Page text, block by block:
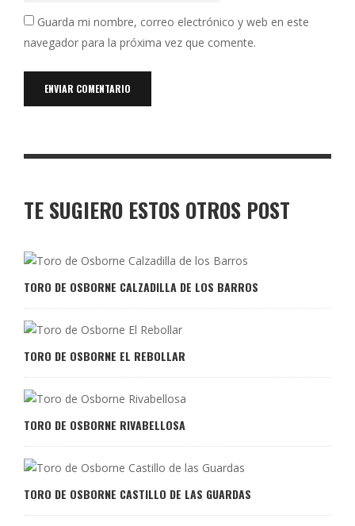
Guarda mi nombre, correo electrónico y web en este
navegador para la próxima vez que comente.
TE SUGIERO ESTOS OTROS POST
TORO DE OSBORNE CALZADILLA DE LOS BARROS
TORO DE OSBORNE EL REBOLLAR
TORO DE OSBORNE RIVABELLOSA
TORO DE OSBORNE CASTILLO DE LAS GUARDAS